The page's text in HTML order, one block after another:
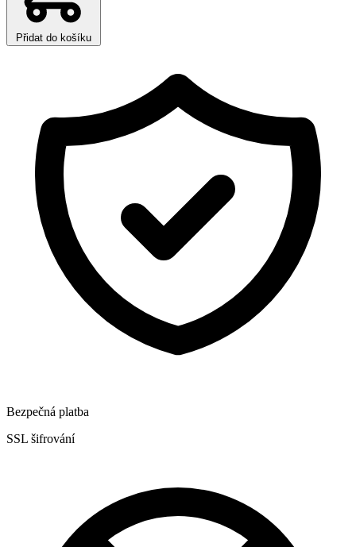
Přidat do košíku
Bezpečná platba
SSL šifrování